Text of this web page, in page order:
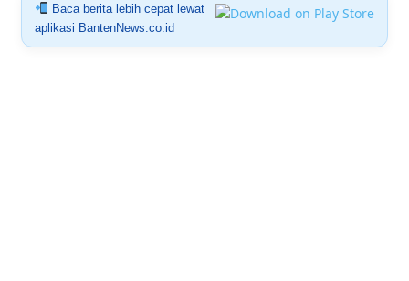
Baca berita lebih cepat lewat
aplikasi BantenNews.co.id